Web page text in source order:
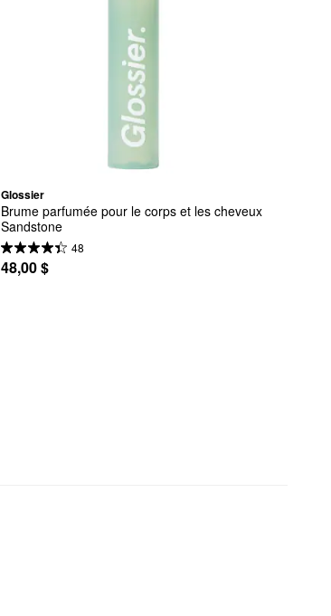
Glossier
Brume parfumée pour le corps et les cheveux
Sandstone
48
48,00 $